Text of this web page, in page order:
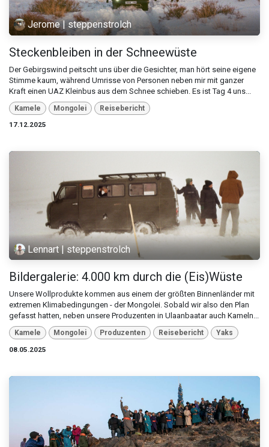
Jerome | steppenstrolch
Steckenbleiben in der Schneewüste
Der Gebirgswind peitscht uns über die Gesichter, man hört seine eigene
Stimme kaum, während Umrisse von Personen neben mir mit ganzer
Kraft einen UAZ Kleinbus aus dem Schnee schieben. Es ist Tag 4 uns...
Kamele Mongolei
Reisebericht
17.12.2025
Lennart | steppenstrolch
Bildergalerie: 4.000 km durch die (Eis)Wüste
Unsere Wollprodukte kommen aus einem der größten Binnenländer mit
extremen Klimabedingungen - der Mongolei. Sobald wir also den Plan
gefasst hatten, neben unsere Produzenten in Ulaanbaatar auch Kameln...
Kamele Mongolei Produzenten Reisebericht
Yaks
08.05.2025